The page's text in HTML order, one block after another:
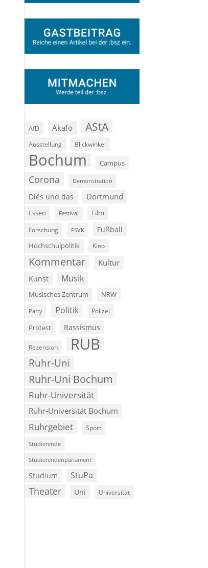
AfD Akafö AStA
Ausstellung Blickwinkel
Bochum Campus
Corona Demonstration
Diës und das Dortmund
Essen Festival Film
Forschung FSVK Fußball
Hochschulpolitik Kino
Kommentar Kultur
Kunst Musik
Musisches Zentrum NRW
Party Politik Polizei
Protest Rassismus
Rezension RUB
Ruhr-Uni
Ruhr-Uni Bochum
Ruhr-Universität
Ruhr-Universität Bochum
Ruhrgebiet Sport
Studierende
Studierendenparlament
Studium StuPa
Theater Uni Universität